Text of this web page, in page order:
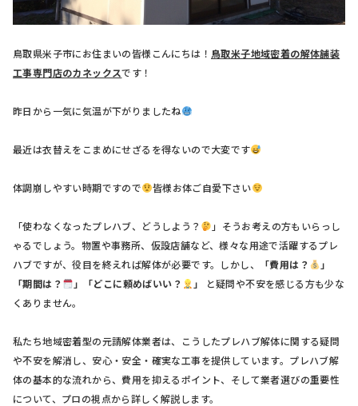
鳥取県米子市にお住まいの皆様こんにちは！ 鳥取米子地域密着の解体舗装
工事専門店のカネックスです！
昨日から一気に気温が下がりましたね
最近は衣替えをこまめにせざるを得ないので大変です
体調崩しやすい時期ですので 皆様お体ご自愛下さい
「使わなくなったプレハブ、どうしよう？
」そうお考えの方もいらっし
ゃるでしょう。物置や事務所、仮設店舗など、様々な用途で活躍するプレ
ハブですが、役目を終えれば解体が必要です。しかし、
「費用は？
」
「期間は？
」「どこに頼めばいい？ 」
と疑問や不安を感じる方も少な
くありません。
私たち地域密着型の元請解体業者は、こうしたプレハブ解体に関する疑問
や不安を解消し、安心・安全・確実な工事を提供しています。プレハブ解
体の基本的な流れから、費用を抑えるポイント、そして業者選びの重要性
について、プロの視点から詳しく解説します。